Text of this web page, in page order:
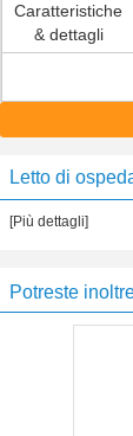
Caratteristiche
& dettagli
Letto di
[Più dettagli]
Potreste